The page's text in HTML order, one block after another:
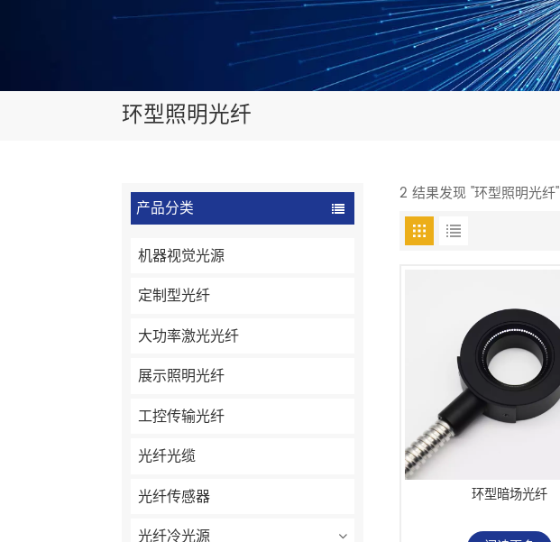
环型照明光纤
产品分类
机器视觉光源
定制型光纤
大功率激光光纤
展示照明光纤
工控传输光纤
光纤光缆
光纤传感器
光纤冷光源
2 结果发现 "环型照明光纤"
环型暗场光纤